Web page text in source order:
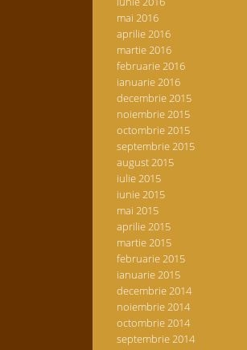
mai 2016
aprilie 2016
martie 2016
februarie 2016
ianuarie 2016
decembrie 2015
noiembrie 2015
octombrie 2015
septembrie 2015
august 2015
iulie 2015
iunie 2015
mai 2015
aprilie 2015
martie 2015
februarie 2015
ianuarie 2015
decembrie 2014
noiembrie 2014
octombrie 2014
septembrie 2014